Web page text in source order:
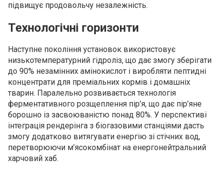
підвищує продовольчу незалежність.
Технологічні горизонти
Наступне покоління установок використовує
низькотемпературний гідроліз, що дає змогу зберігати
до 90% незамінних амінокислот і виробляти пептидні
концентрати для преміальних кормів і домашніх
тварин. Паралельно розвивається технологія
ферментативного розщеплення пір’я, що дає пір’яне
борошно із засвоюваністю понад 80%. У перспективі
інтеграція рендерінга з біогазовими станціями дасть
змогу додатково витягувати енергію зі стічних вод,
перетворюючи м’ясокомбінат на енергонейтральний
харчовий хаб.